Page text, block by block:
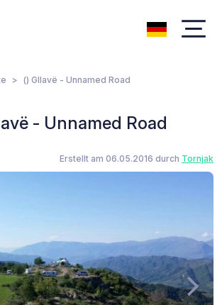
() Gllavë - Unnamed Road
- Unnamed Road
Erstellt am 06.05.2016 durch Tornjak